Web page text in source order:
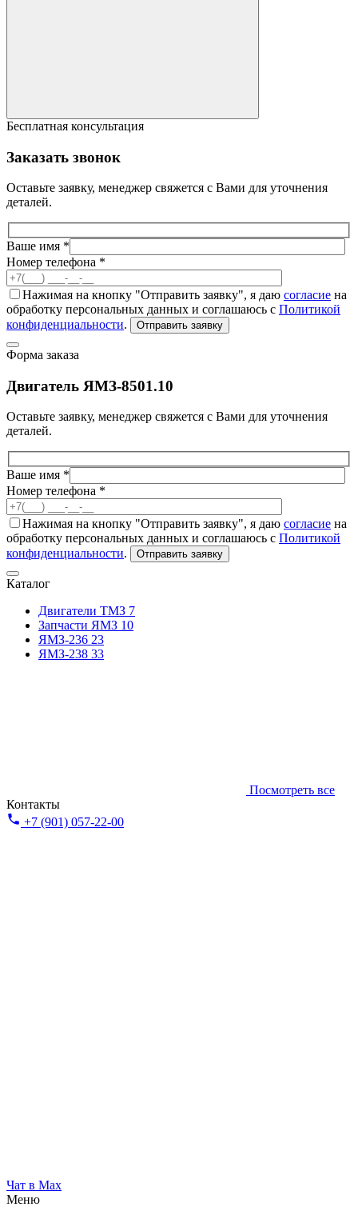
Бесплатная консультация
Заказать звонок
Оставьте заявку, менеджер свяжется с Вами для уточнения
деталей.
Ваше имя *
Номер телефона *
Нажимая на кнопку "Отправить заявку", я даю согласие на
обработку персональных данных и соглашаюсь с Политикой
конфиденциальности. Отправить заявку
Форма заказа
Двигатель ЯМЗ-8501.10
Оставьте заявку, менеджер свяжется с Вами для уточнения
деталей.
Ваше имя *
Номер телефона *
Нажимая на кнопку "Отправить заявку", я даю согласие на
обработку персональных данных и соглашаюсь с Политикой
конфиденциальности. Отправить заявку
Каталог
Двигатели ТМЗ 7
Запчасти ЯМЗ 10
ЯМЗ-236 23
ЯМЗ-238 33
Посмотреть все
Контакты
+7 (901) 057-22-00
Чат в Max
Меню